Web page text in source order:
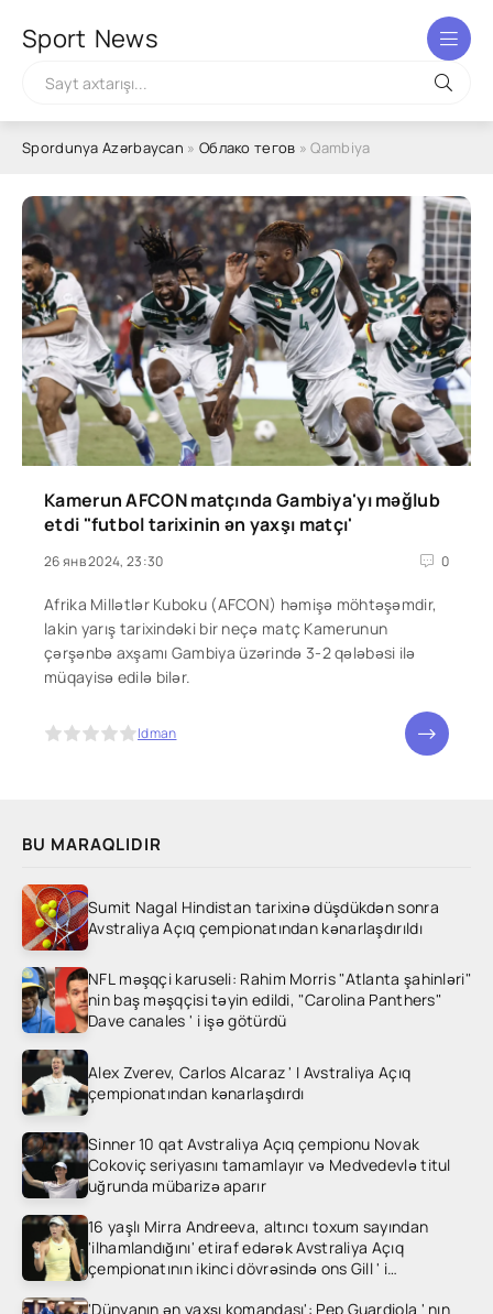
Sport News
BU MARAQLIDIR
Sumit Nagal Hindistan tarixinə düşdükdən sonra
Avstraliya Açıq çempionatından kənarlaşdırıldı
NFL məşqçi karuseli: Rahim Morris "Atlanta şahinləri"
nin baş məşqçisi təyin edildi, "Carolina Panthers"
Dave canales ' i işə götürdü
Alex Zverev, Carlos Alcaraz ' I Avstraliya Açıq
çempionatından kənarlaşdırdı
Sinner 10 qat Avstraliya Açıq çempionu Novak
Cokoviç seriyasını tamamlayır və Medvedevlə titul
uğrunda mübarizə aparır
16 yaşlı Mirra Andreeva, altıncı toxum sayından
'ilhamlandığını' etiraf edərək Avstraliya Açıq
çempionatının ikinci dövrəsində ons Gill ' i
'Dünyanın ən yaxşı komandası': Pep Guardiola ' nın
Spordunya Azərbaycan » Облако тегов » Qambiya
Kamerun AFCON matçında Gambiya'yı məğlub
etdi "futbol tarixinin ən yaxşı matçı'
26 янв 2024, 23:30 0
Afrika Millətlər Kuboku (AFCON) həmişə möhtəşəmdir,
lakin yarış tarixindəki bir neçə matç Kamerunun
çərşənbə axşamı Gambiya üzərində 3-2 qələbəsi ilə
müqayisə edilə bilər.
Idman